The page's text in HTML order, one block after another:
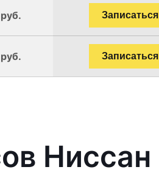
Записаться
Записаться
Ниссан